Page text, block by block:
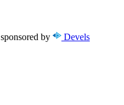
sponsored by Devels